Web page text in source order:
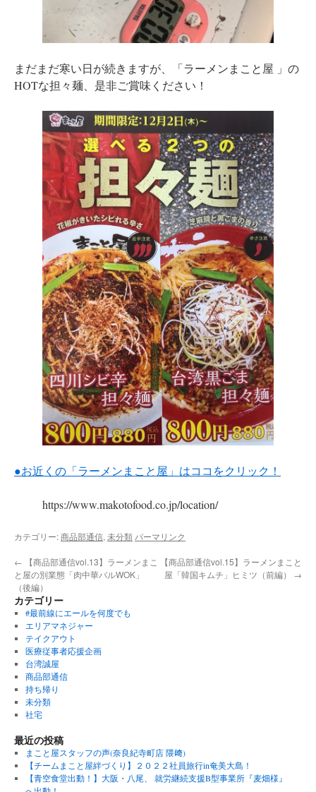
まだまだ寒い日が続きますが、「ラーメンまこと屋 」の
HOTな担々麺、是非ご賞味ください！
●お近くの「ラーメンまこと屋」はココをクリック！
https://www.makotofood.co.jp/location/
カテゴリー:商品部通信, 未分類 パーマリンク
← 【商品部通信vol.13】ラーメンまこ
と屋の別業態「肉中華バルWOK」
（後編）
【商品部通信vol.15】ラーメンまこと
屋「韓国キムチ」ヒミツ（前編） →
カテゴリー
#最前線にエールを何度でも
エリアマネジャー
テイクアウト
医療従事者応援企画
台湾誠屋
商品部通信
持ち帰り
未分類
社宅
最近の投稿
まこと屋スタッフの声(奈良紀寺町店 隈﨑)
【チームまこと屋絆づくり】２０２２社員旅行in奄美大島！
【青空食堂出動！】大阪・八尾、 就労継続支援B型事業所『麦畑様』